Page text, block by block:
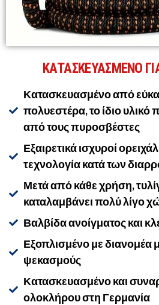
ΚΑΤΑΣΚΕΥΑΣΜΕΝΟ
Κατασκευασμένο από
πολυεστέρα, το ίδιο υλικό
από τους πυροσβέστες
Εξαιρετικά ισχυροί
τεχνολογία κατά των
Μετά από κάθε χρήση,
καταλαμβάνει πολύ λίγο
Βαλβίδα ανοίγματος και
Εξοπλισμένο με διανομέα
ψεκασμούς
Κατασκευασμένο και
ολοκλήρου στη Γερμανία